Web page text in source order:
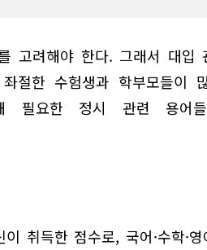
고려해야 한다. 그래서 대입
절한 수험생과 학부모들이
필요한 정시 관련 용어
취득한 점수로, 국어·수학·